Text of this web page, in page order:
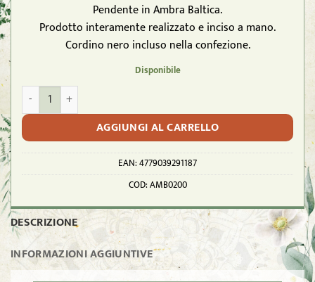
Pendente in Ambra Baltica.
Prodotto interamente realizzato e inciso a mano.
Cordino nero incluso nella confezione.
Disponibile
Pendente ambra "TARTARUGA" inciso con cordino quantità
AGGIUNGI AL CARRELLO
EAN:4779039291187
COD:AMB0200
DESCRIZIONE
INFORMAZIONI AGGIUNTIVE